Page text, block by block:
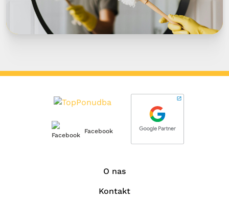
Facebook
O nas
Kontakt